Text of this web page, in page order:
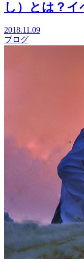
し）とは？イ
2018.11.09
ブログ